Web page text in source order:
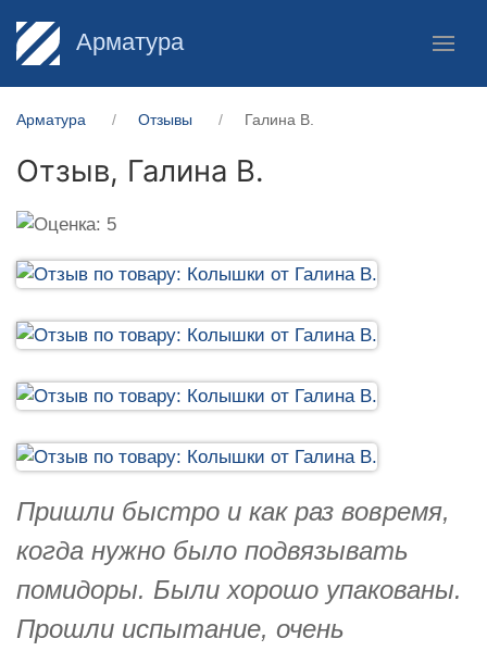
Арматура
Арматура Отзывы Галина В.
Отзыв, Галина В.
Пришли быстро и как раз вовремя,
когда нужно было подвязывать
помидоры. Были хорошо упакованы.
Прошли испытание, очень